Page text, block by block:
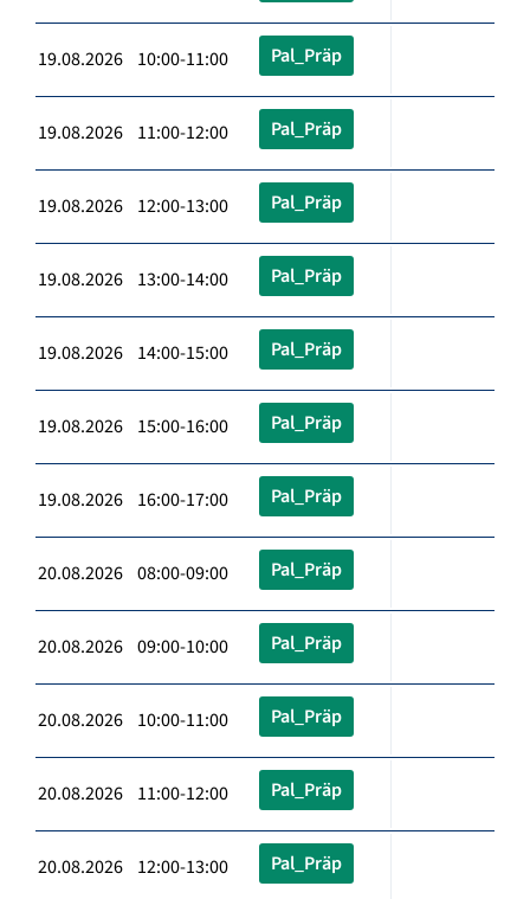
19.08.2026 10:00-11:00 Pal_Präp
19.08.2026 11:00-12:00 Pal_Präp
19.08.2026 12:00-13:00 Pal_Präp
19.08.2026 13:00-14:00 Pal_Präp
19.08.2026 14:00-15:00 Pal_Präp
19.08.2026 15:00-16:00 Pal_Präp
19.08.2026 16:00-17:00 Pal_Präp
20.08.2026 08:00-09:00 Pal_Präp
20.08.2026 09:00-10:00 Pal_Präp
20.08.2026 10:00-11:00 Pal_Präp
20.08.2026 11:00-12:00 Pal_Präp
20.08.2026 12:00-13:00 Pal_Präp